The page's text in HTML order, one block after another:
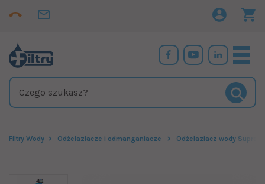
Filtry Wody Odżelaziacze i odmanganiacze Odżelaziacz wody